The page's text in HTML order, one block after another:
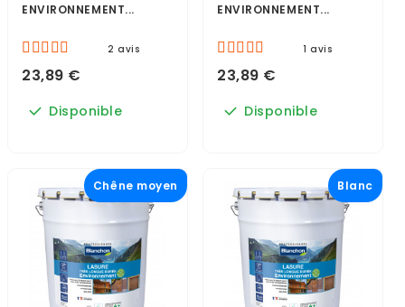
ENVIRONNEMENT...
2 avis
23,89 €
Disponible
ENVIRONNEMENT...
1 avis
23,89 €
Disponible
Chêne moyen Blanc